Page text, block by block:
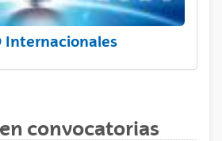
Internacionales
convocatorias